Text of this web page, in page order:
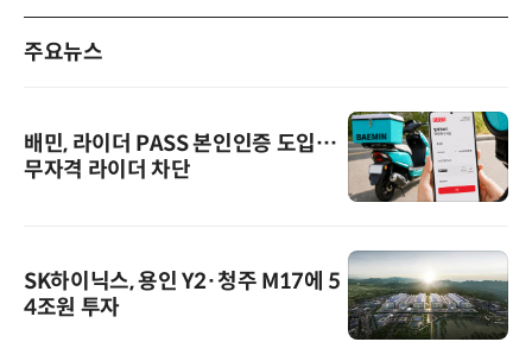
주요뉴스
배민, 라이더 PASS 본인인증 도입…
무자격 라이더 차단
SK하이닉스, 용인 Y2·청주 M17에 5
4조원 투자